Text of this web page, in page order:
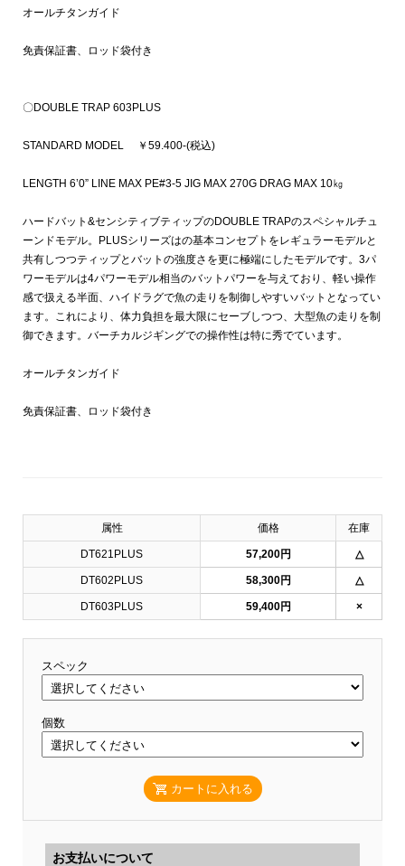
オールチタンガイド
免責保証書、ロッド袋付き
〇DOUBLE TRAP 603PLUS
STANDARD MODEL ￥59.400-(税込)
LENGTH 6’0” LINE MAX PE#3-5 JIG MAX 270G DRAG MAX 10㎏
ハードバット&センシティブティップのDOUBLE TRAPのスペシャルチュ
ーンドモデル。PLUSシリーズはの基本コンセプトをレギュラーモデルと
共有しつつティップとバットの強度さを更に極端にしたモデルです。3パ
ワーモデルは4パワーモデル相当のバットパワーを与えており、軽い操作
感で扱える半面、ハイドラグで魚の走りを制御しやすいバットとなってい
ます。これにより、体力負担を最大限にセーブしつつ、大型魚の走りを制
御できます。バーチカルジギングでの操作性は特に秀でています。
オールチタンガイド
免責保証書、ロッド袋付き
属性 価格 在庫
DT621PLUS 57,200円 △
DT602PLUS 58,300円 △
DT603PLUS 59,400円 ×
スペック
個数
カートに入れる
お支払いについて